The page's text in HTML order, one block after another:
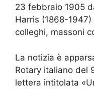
23 febbraio 1905
Harris (1868-
colleghi, massoni
La notizia è
Rotary italiano del
lettera intitolata